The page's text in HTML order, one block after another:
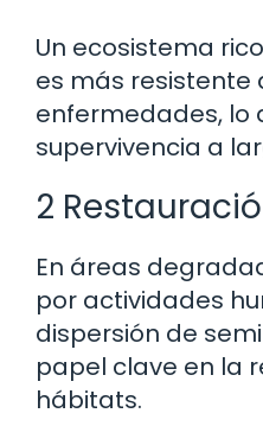
Un ecosistema
es más resistente
enfermedades, lo
supervivencia a
2
En áreas
por actividades
dispersión de
papel clave en la
hábitats.